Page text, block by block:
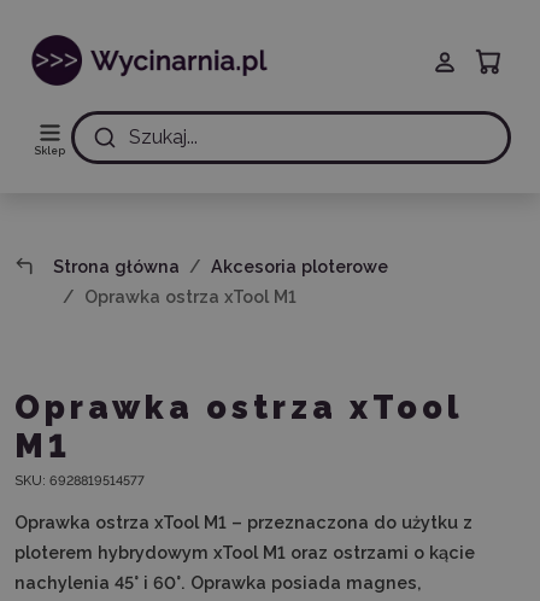
Sklep
Szukaj...
Strona główna
Akcesoria ploterowe
Oprawka ostrza xTool M1
Oprawka ostrza xTool
M1
SKU: 6928819514577
Oprawka ostrza xTool M1 – przeznaczona do użytku z
ploterem hybrydowym xTool M1 oraz ostrzami o kącie
nachylenia 45° i 60°. Oprawka posiada magnes,